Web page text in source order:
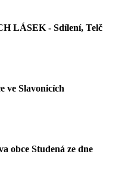
LÁSEK - Sdílení, Telč
ve Slavonicích
obce Studená ze dne